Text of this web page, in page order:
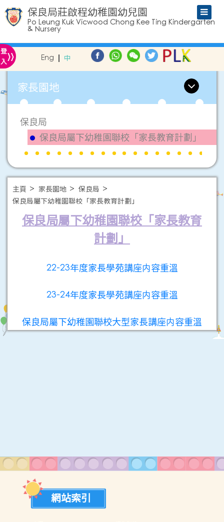
保良局莊啟程幼稚園幼兒園
Po Leung Kuk Vicwood Chong Kee Ting Kindergarten
& Nursery
登
入» Eng 中
家長園地
保良局
保良局屬下幼稚園聯校「家長教育計劃」
主頁 家長園地
保良局
保良局屬下幼稚園聯校「家長教育計劃」
保良局屬下幼稚園聯校「家長教育
計劃」
22-23年度家長學苑講座内容重溫
23-24年度家長學苑講座内容重溫
保良局屬下幼稚園聯校大型家長講座内容重溫
網站索引